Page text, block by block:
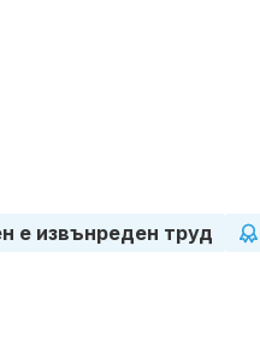
е извънреден труд